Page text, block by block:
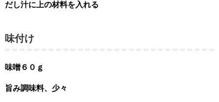
だし汁に上の材料を入れる
味付け
味噌６０ｇ
旨み調味料、少々